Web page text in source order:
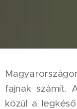
fajnak számít.
közül a